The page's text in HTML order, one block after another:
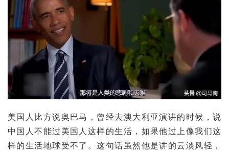
美国人比方说奥巴马 ，曾经去澳大利亚演讲的时候，说
中国人不能过美国人这样的生活，如果他过上像我们这
样的生活地球受不了。这句话虽然他是讲的云淡风轻，